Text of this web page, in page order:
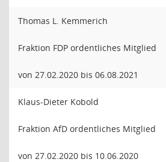
Thomas L. Kemmerich
Fraktion FDP ordentliches Mitglied
von 27.02.2020 bis 06.08.2021
Klaus-Dieter Kobold
Fraktion AfD ordentliches Mitglied
von 27.02.2020 bis 10.06.2020